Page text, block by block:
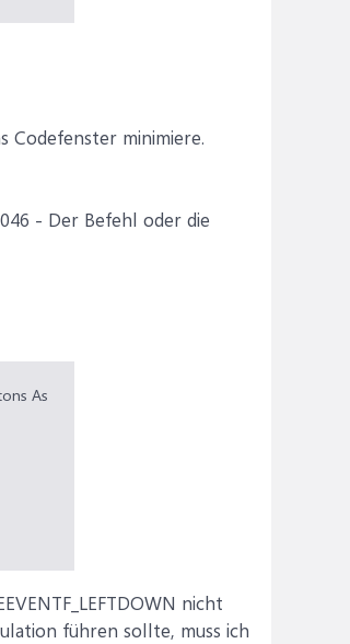
Codefenster minimiere.
- Der Befehl oder die
As
nicht
führen sollte, muss ich